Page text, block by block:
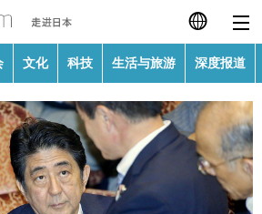
日本語
English
繁體字
文化 科技 生活与旅游 深度报道